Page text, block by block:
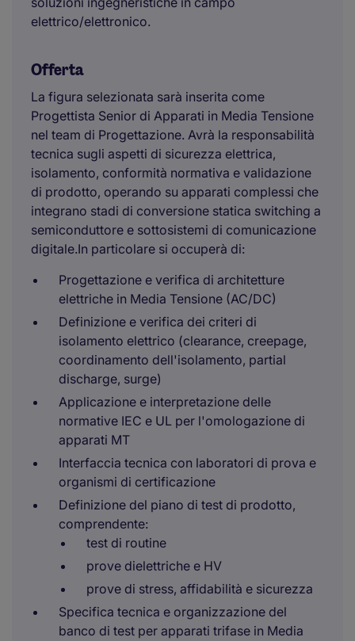
elettrico/elettronico.
Offerta
La figura selezionata sarà inserita come
Progettista Senior di Apparati in Media Tensione
nel team di Progettazione. Avrà la responsabilità
tecnica sugli aspetti di sicurezza elettrica,
isolamento, conformità normativa e validazione
di prodotto, operando su apparati complessi che
integrano stadi di conversione statica switching a
semiconduttore e sottosistemi di comunicazione
digitale.In particolare si occuperà di:
Progettazione e verifica di architetture
elettriche in Media Tensione (AC/DC)
Definizione e verifica dei criteri di
isolamento elettrico (clearance, creepage,
coordinamento dell'isolamento, partial
discharge, surge)
Applicazione e interpretazione delle
normative IEC e UL per l'omologazione di
apparati MT
Interfaccia tecnica con laboratori di prova e
organismi di certificazione
Definizione del piano di test di prodotto,
comprendente:
test di routine
prove dielettriche e HV
prove di stress, affidabilità e sicurezza
Specifica tecnica e organizzazione del
banco di test per apparati trifase in Media